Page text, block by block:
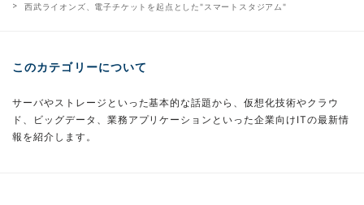
西武ライオンズ、電子チケットを起点とした"スマートスタジアム"
このカテゴリーについて
サーバやストレージといった基本的な話題から、仮想化技術やクラウ
ド、ビッグデータ、業務アプリケーションといった企業向けITの最新情
報を紹介します。